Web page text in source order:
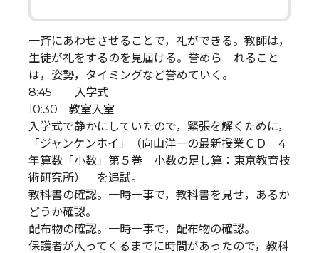
一斉にあわせさせることで，礼ができる。教師は，
生徒が礼をするのを見届ける。誉めら れること
は，姿勢，タイミングなど誉めていく。
8:45 入学式
10:30 教室入室
入学式で静かにしていたので，緊張を解くために，
「ジャンケンホイ」（向山洋一の最新授業ＣＤ 4
年算数「小数」第５巻 小数の足し算：東京教育技
術研究所） を追試。
教科書の確認。一時一事で，教科書を見せ，あるか
どうか確認。
配布物の確認。一時一事で，配布物の確認。
保護者が入ってくるまでに時間があったので，教科